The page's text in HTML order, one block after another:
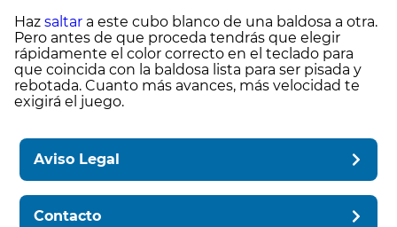
Haz saltar a este cubo blanco de una baldosa a otra.
Pero antes de que proceda tendrás que elegir
rápidamente el color correcto en el teclado para
que coincida con la baldosa lista para ser pisada y
rebotada. Cuanto más avances, más velocidad te
exigirá el juego.
Aviso Legal
Contacto